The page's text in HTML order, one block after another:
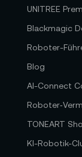
UNITREE
Blackmagic
Roboter-
Blog
AI-Connect
TONEART
KI-Robotik-